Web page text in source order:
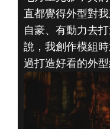
直都覺得外型對
自豪、有動力去
說，我創作模組
過打造好看的外